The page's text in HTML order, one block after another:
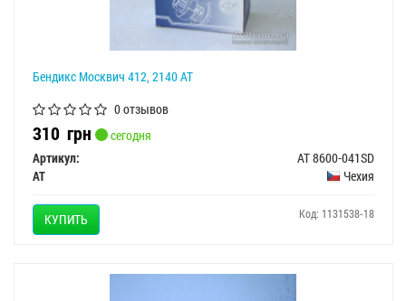
Бендикс Москвич 412, 2140 АТ
0 отзывов
310 грн
сегодня
Артикул:
AT 8600-041SD
AT
Чехия
КУПИТЬ Код: 1131538-18